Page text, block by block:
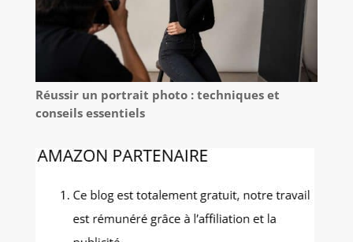
Réussir un portrait photo : techniques et
conseils essentiels